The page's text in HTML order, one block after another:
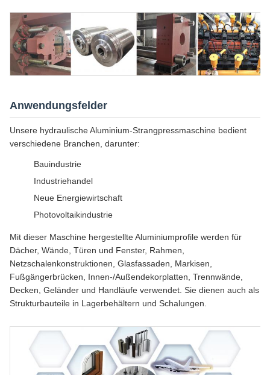
Anwendungsfelder
Unsere hydraulische Aluminium-Strangpressmaschine bedient
verschiedene Branchen, darunter:
Bauindustrie
Industriehandel
Neue Energiewirtschaft
Photovoltaikindustrie
Mit dieser Maschine hergestellte Aluminiumprofile werden für
Dächer, Wände, Türen und Fenster, Rahmen,
Netzschalenkonstruktionen, Glasfassaden, Markisen,
Fußgängerbrücken, Innen-/Außendekorplatten, Trennwände,
Decken, Geländer und Handläufe verwendet. Sie dienen auch als
Strukturbauteile in Lagerbehältern und Schalungen.